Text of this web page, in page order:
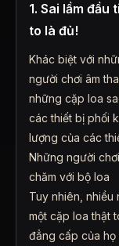
1. Sai lầm
to là đủ!
Khác biệt với
người chơi âm
những cặp loa
các thiết bị phối
lượng của các
Những người
chăm với bộ loa
Tuy nhiên, nhiều
một cặp loa thật
đẳng cấp của